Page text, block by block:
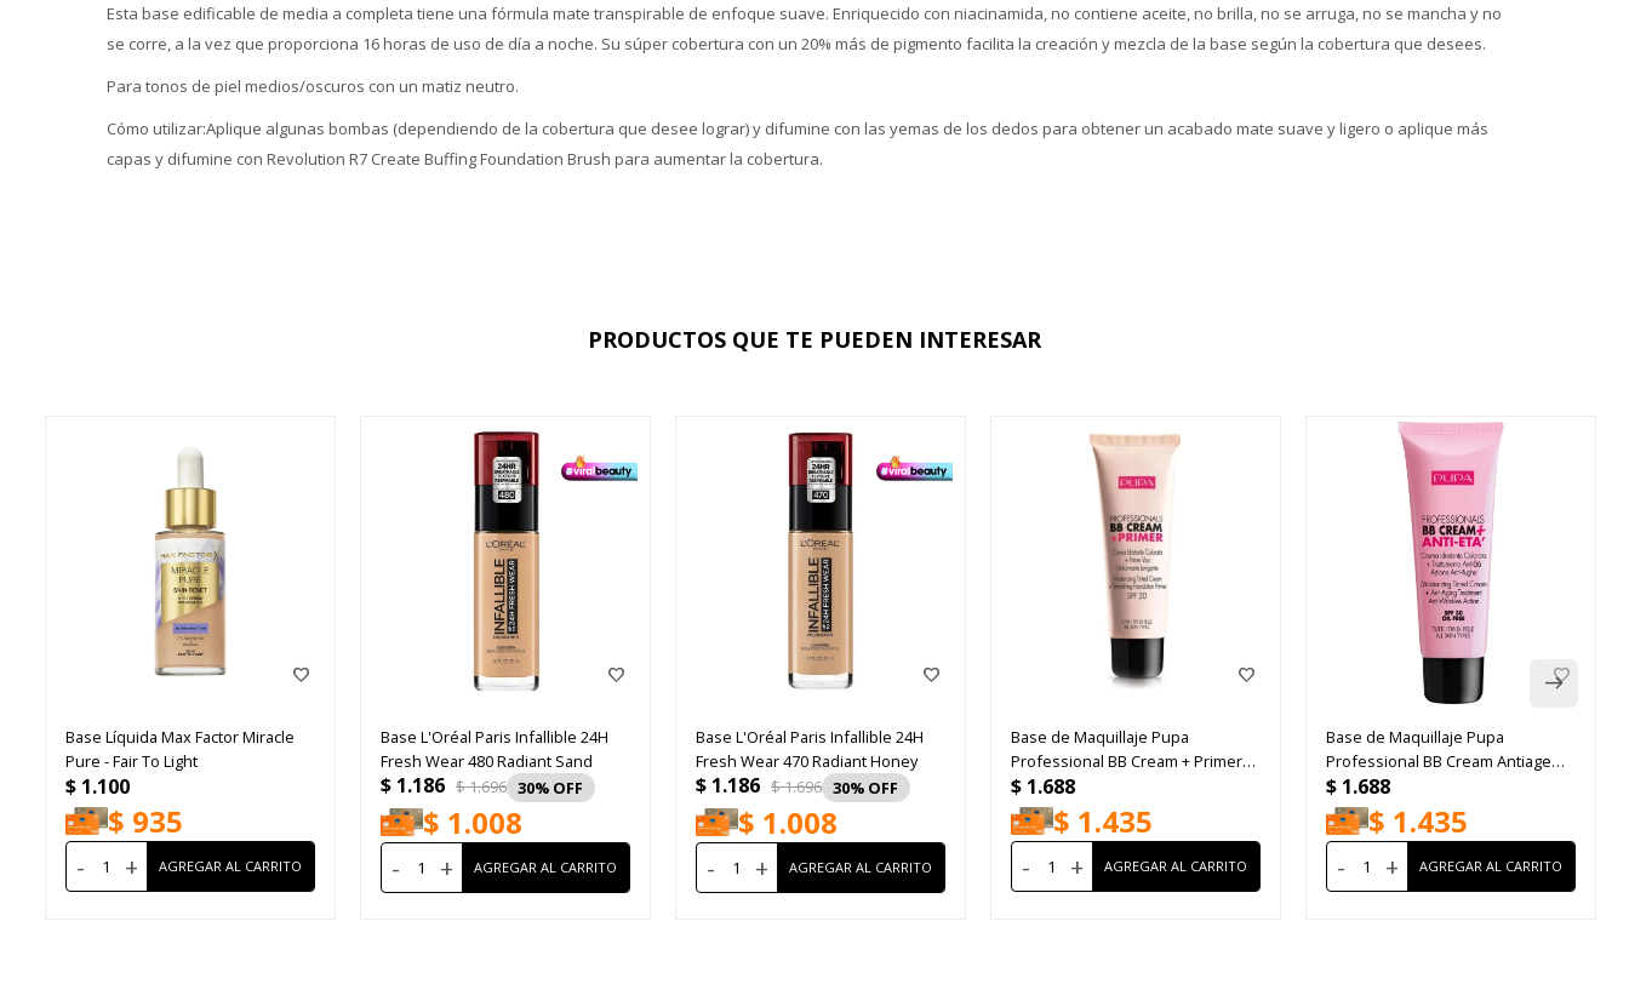
Esta base edificable de media a completa tiene una fórmula mate transpirable de enfoque suave. Enriquecido con niacinamida, no contiene aceite, no brilla, no se arruga, no se mancha y no
se corre, a la vez que proporciona 16 horas de uso de día a noche. Su súper cobertura con un 20% más de pigmento facilita la creación y mezcla de la base según la cobertura que desees.
Para tonos de piel medios/oscuros con un matiz neutro.
Cómo utilizar:Aplique algunas bombas (dependiendo de la cobertura que desee lograr) y difumine con las yemas de los dedos para obtener un acabado mate suave y ligero o aplique más
capas y difumine con Revolution R7 Create Buffing Foundation Brush para aumentar la cobertura.
PRODUCTOS QUE TE PUEDEN INTERESAR
Base Líquida Max Factor Miracle
Pure - Fair To Light
$ 1.100
$ 935
- +
Base L'Oréal Paris Infallible 24H
Fresh Wear 480 Radiant Sand
$ 1.186 $1.696 30
$ 1.008
- +
Base L'Oréal Paris Infallible 24H
Fresh Wear 470 Radiant Honey
$ 1.186 $1.696 30
$ 1.008
- +
Base de Maquillaje Pupa
Professional BB Cream + Primer
Nude
$ 1.688
$ 1.435
- +
Base de Maquillaje Pupa
Professional BB Cream Antiage
Nude
$ 1.688
$ 1.435
- +